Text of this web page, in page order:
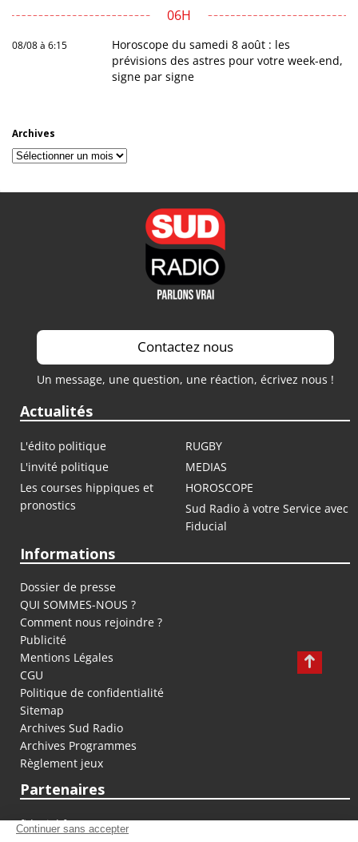
06H
08/08 à 6:15
Horoscope du samedi 8 août : les
prévisions des astres pour votre week-end,
signe par signe
Archives
Archives
Contactez nous
Un message, une question, une réaction, écrivez nous !
Actualités
L'édito politique
RUGBY
L'invité politique
MEDIAS
Les courses hippiques et
pronostics
HOROSCOPE
Sud Radio à votre Service avec
Fiducial
Informations
Dossier de presse
QUI SOMMES-NOUS ?
Comment nous rejoindre ?
Publicité
Mentions Légales
CGU
Politique de confidentialité
Sitemap
Archives Sud Radio
Archives Programmes
Règlement jeux
Partenaires
fiducial.fr